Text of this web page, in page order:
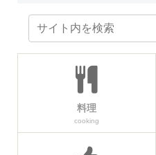
料理
cooking